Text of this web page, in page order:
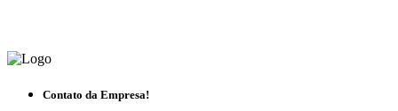
Contato da Empresa!